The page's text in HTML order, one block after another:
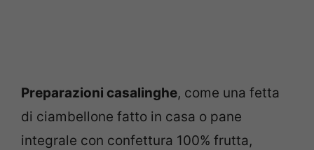
Preparazioni casalinghe, come una fetta
di ciambellone fatto in casa o pane
integrale con confettura 100% frutta,